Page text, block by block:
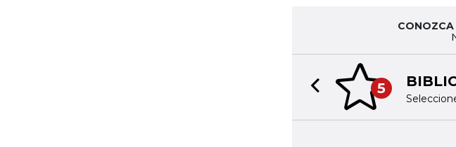
CONOZCA
5
Previous slide